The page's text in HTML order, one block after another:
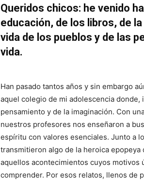
Queridos chicos: he venido
educación, de los libros, de
vida de los pueblos y de las
vida.
Han pasado tantos años y sin embargo
aquel colegio de mi adolescencia
pensamiento y de la imaginación. Con
nuestros profesores nos enseñaron a
espíritu con valores esenciales. Junto a
transmitieron algo de la heroica
aquellos acontecimientos cuyos motivos
comprender. Por esos relatos, llenos de